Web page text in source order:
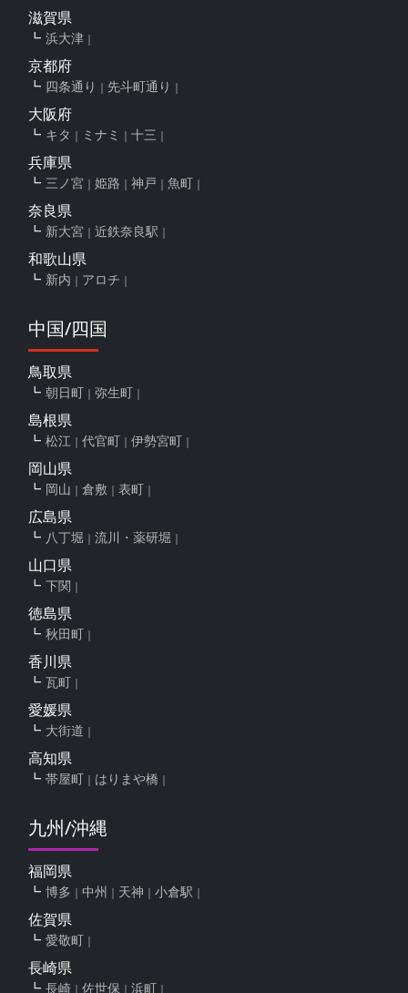
滋賀県
浜大津
京都府
四条通り 先斗町通り
大阪府
キタ ミナミ 十三
兵庫県
三ノ宮 姫路 神戸 魚町
奈良県
新大宮 近鉄奈良駅
和歌山県
新内 アロチ
中国/四国
鳥取県
朝日町 弥生町
島根県
松江 代官町 伊勢宮町
岡山県
岡山 倉敷 表町
広島県
八丁堀 流川・薬研堀
山口県
下関
徳島県
秋田町
香川県
瓦町
愛媛県
大街道
高知県
帯屋町 はりまや橋
九州/沖縄
福岡県
博多 中州 天神 小倉駅
佐賀県
愛敬町
長崎県
長崎 佐世保 浜町